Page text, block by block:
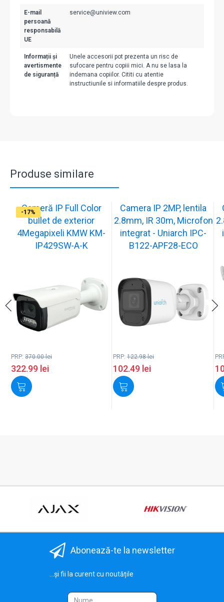
E-mail
persoană
responsabilă
UE
service@uniview.com
Informații și
avertismente
de siguranță
Unele accesorii pot prezenta un risc de
sufocare pentru copiii mici. A nu se lasa la
indemana copiilor. Cititi cu atentie
instructiunile si informatiile despre produs.
Produse similare
-13%
Cameră IP Full Color
bullet de exterior
4Megapixeli KMW KM-
IP429SW-A-K
PRP: 370.00lei
322.99 lei
-17%
Camera IP 2MP, lentila
2.8mm, IR 30m, Microfon
integrat - Uniarch IPC-
B122-APF28-ECO
PRP: 122.98lei
102.49 lei
-17%
-17%
-17%
-17%
-17%
-17%
-17%
-17%
Abonează-te la newsletter
...și fii la curent cu noutățile